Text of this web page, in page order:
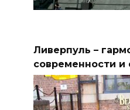
Ливерпуль –
современности и